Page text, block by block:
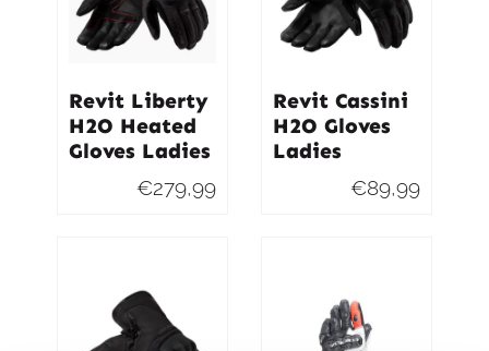
Revit Liberty
H2O Heated
Gloves Ladies
€279,99
Revit Cassini
H2O Gloves
Ladies
€89,99